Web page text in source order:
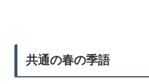
共通の春の季語